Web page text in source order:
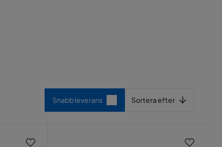
Snabb leverans Sortera efter